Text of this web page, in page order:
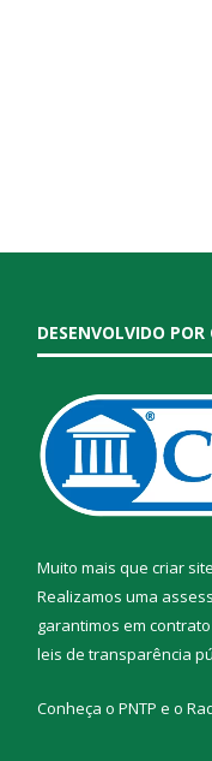
DESENVOLVIDO POR
Muito mais que criar site
Realizamos uma
garantimos em
leis de transparência
Conheça o PNTP e o